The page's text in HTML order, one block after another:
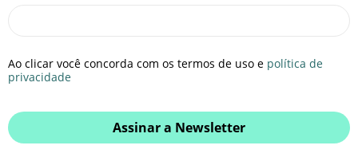
Ao clicar você concorda com os termos de uso e política de
privacidade
Assinar a Newsletter